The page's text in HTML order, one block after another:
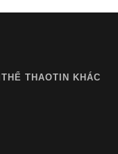
THỂ THAOTIN KHÁC